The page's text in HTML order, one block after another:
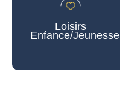
Loisirs
Enfance/Jeunesse